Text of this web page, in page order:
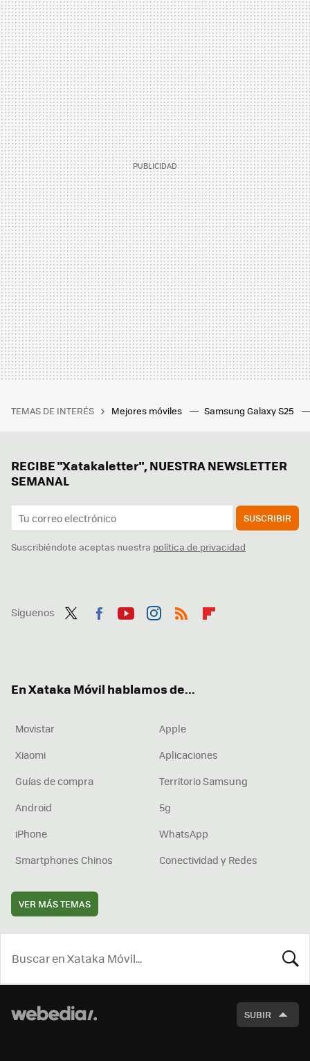
TEMAS DE INTERÉS Mejores móviles Samsung Galaxy S25
RECIBE "Xatakaletter", NUESTRA NEWSLETTER
SEMANAL
SUSCRIBIR
Suscribiéndote aceptas nuestra política de privacidad
Síguenos
En Xataka Móvil hablamos de...
Movistar
Apple
Xiaomi
Aplicaciones
Guías de compra
Territorio Samsung
Android
5g
iPhone
WhatsApp
Smartphones Chinos
Conectividad y Redes
VER MÁS TEMAS
SUBIR